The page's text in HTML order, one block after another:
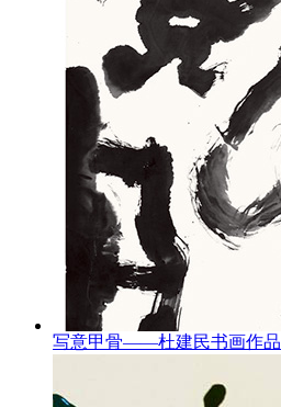
写意甲骨——杜建民书画作品